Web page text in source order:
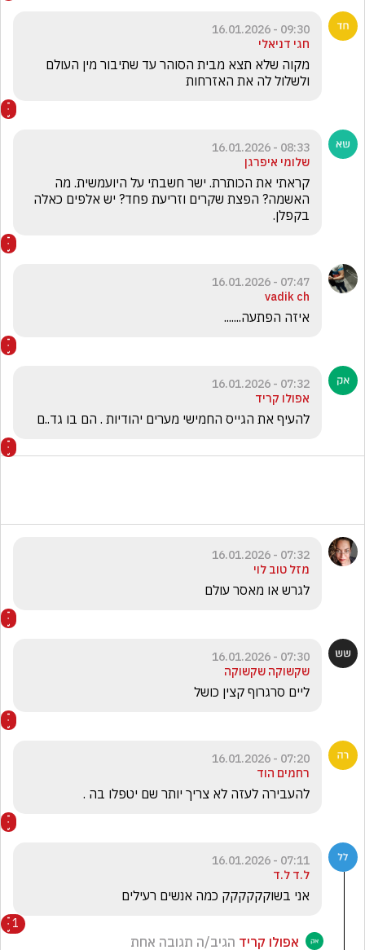
09:30 - 16.01.2026
חגי דניאלי
ולשלול לה את האזרחות
08:33 - 16.01.2026
שלומי איפרגן
בקפלן.
07:47 - 16.01.2026
vadik ch
איזה הפתעה.......
07:32 - 16.01.2026
אפולו קריד
להעיף את הגייס החמישי מערים יהודיות . הם בו גד..ם
07:32 - 16.01.2026
מזל טוב לוי
לגרש או מאסר עולם
07:30 - 16.01.2026
שקשוקה שקשוקה
ליים סרגרוף קצין כושל
07:20 - 16.01.2026
רחמים הוד
להעבירה לעזה לא צריך יותר שם יטפלו בה .
07:11 - 16.01.2026
ל.ד ל.ד
אני בשוקקקקקק כמה אנשים רעילים
1
אפולו קריד הגיב/ה תגובה אחת